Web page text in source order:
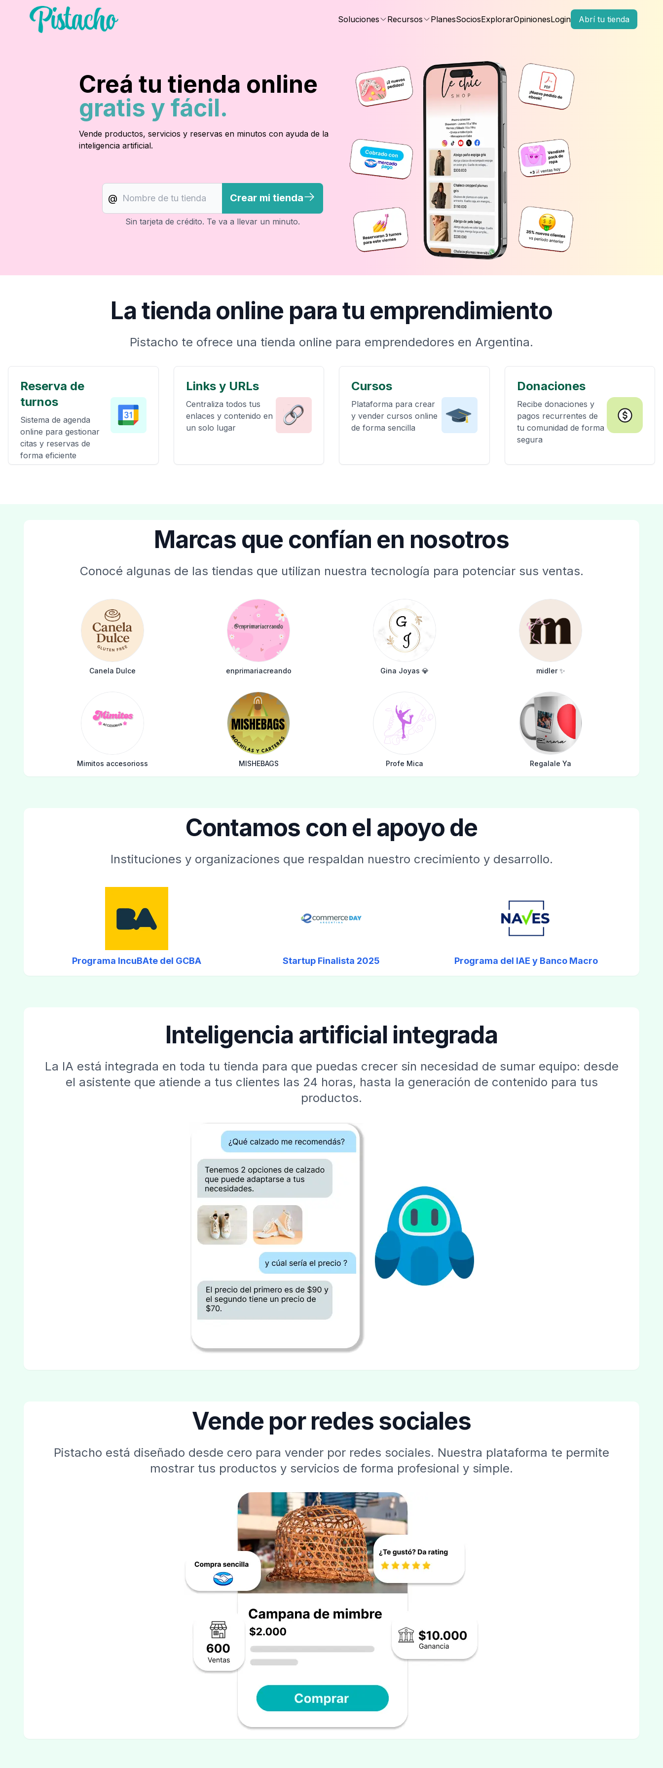
Soluciones Recursos PlanesSociosExplorarOpinionesLogin Abrí tu tienda
Creá tu tienda online
gratis y fácil.
Vende productos, servicios y reservas en minutos con ayuda de la
inteligencia artificial.
@ Crear mi tienda
Sin tarjeta de crédito. Te va a llevar un minuto.
La tienda online para tu emprendimiento
Pistacho te ofrece una tienda online para emprendedores en Argentina.
Reserva de
turnos
Sistema de agenda
online para gestionar
citas y reservas de
forma eficiente
Links y URLs
Centraliza todos tus
enlaces y contenido en
un solo lugar
Cursos
Plataforma para crear
y vender cursos online
de forma sencilla
Donaciones
Recibe donaciones y
pagos recurrentes de
tu comunidad de forma
segura
Marcas que confían en nosotros
Conocé algunas de las tiendas que utilizan nuestra tecnología para potenciar sus ventas.
Canela Dulce enprimariacreando Gina Joyas 💎 midler ✨️
Mimitos accesorioss MISHEBAGS Profe Mica Regalale Ya
Contamos con el apoyo de
Instituciones y organizaciones que respaldan nuestro crecimiento y desarrollo.
Programa IncuBAte del GCBA Startup Finalista 2025 Programa del IAE y Banco Macro
Inteligencia artificial integrada
La IA está integrada en toda tu tienda para que puedas crecer sin necesidad de sumar equipo: desde
el asistente que atiende a tus clientes las 24 horas, hasta la generación de contenido para tus
productos.
Vende por redes sociales
Pistacho está diseñado desde cero para vender por redes sociales. Nuestra plataforma te permite
mostrar tus productos y servicios de forma profesional y simple.